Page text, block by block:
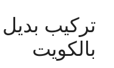
تركيب
بالكويت